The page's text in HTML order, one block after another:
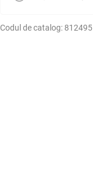
Codul de catalog: 812495